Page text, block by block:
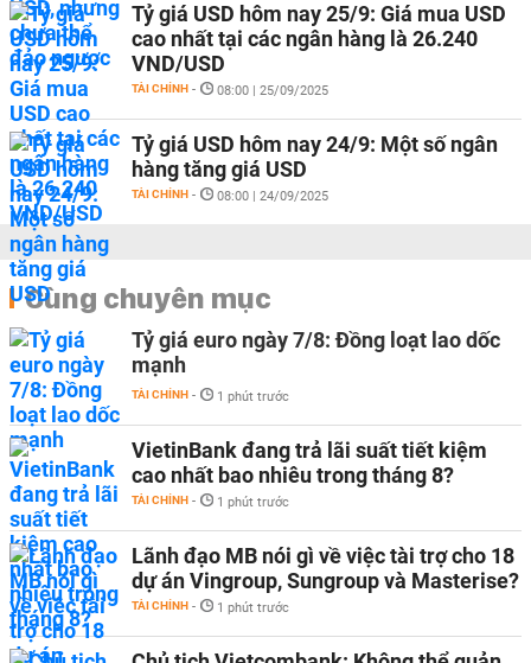
Tỷ giá USD hôm nay 25/9: Giá mua USD
cao nhất tại các ngân hàng là 26.240
VND/USD
TÀI CHÍNH - 08:00 | 25/09/2025
Tỷ giá USD hôm nay 24/9: Một số ngân
hàng tăng giá USD
TÀI CHÍNH - 08:00 | 24/09/2025
Cùng chuyên mục
Tỷ giá euro ngày 7/8: Đồng loạt lao dốc
mạnh
TÀI CHÍNH - 1 phút trước
VietinBank đang trả lãi suất tiết kiệm
cao nhất bao nhiêu trong tháng 8?
TÀI CHÍNH - 1 phút trước
Lãnh đạo MB nói gì về việc tài trợ cho 18
dự án Vingroup, Sungroup và Masterise?
TÀI CHÍNH - 1 phút trước